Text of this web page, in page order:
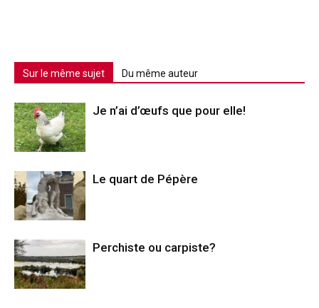
Sur le même sujet Du même auteur
Je n’ai d’œufs que pour elle!
Le quart de Pépère
Perchiste ou carpiste?